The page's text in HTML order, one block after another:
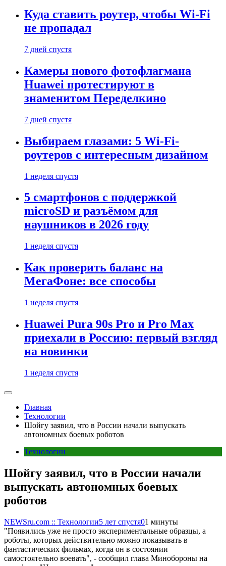
Куда ставить роутер, чтобы Wi-Fi
не пропадал
7 дней спустя
Камеры нового фотофлагмана
Huawei протестируют в
знаменитом Переделкино
7 дней спустя
Выбираем глазами: 5 Wi-Fi-
роутеров с интересным дизайном
1 неделя спустя
5 смартфонов с поддержкой
microSD и разъёмом для
наушников в 2026 году
1 неделя спустя
Как проверить баланс на
МегаФоне: все способы
1 неделя спустя
Huawei Pura 90s Pro и Pro Max
приехали в Россию: первый взгляд
на новинки
1 неделя спустя
Главная
Технологии
Шойгу заявил, что в России начали выпускать
автономных боевых роботов
Технологии
Шойгу заявил, что в России начали
выпускать автономных боевых
роботов
NEWSru.com :: Технологии5 лет спустя01 минуты
"Появились уже не просто экспериментальные образцы, а
роботы, которых действительно можно показывать в
фантастических фильмах, когда он в состоянии
самостоятельно воевать", - сообщил глава Минобороны на